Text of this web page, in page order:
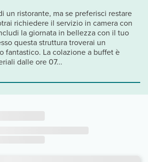
un ristorante, ma se preferisci restare
richiedere il servizio in camera con
la giornata in bellezza con il tuo
questa struttura troverai un
fantastico. La colazione a buffet è
dalle ore 07...